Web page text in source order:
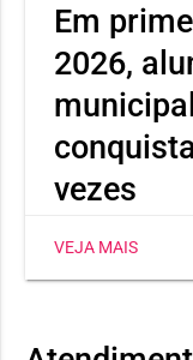
Em
2026,
vezes
Heli Nunes, já
ouros e uma
VEJA MAIS